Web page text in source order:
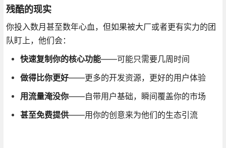
残酷的现实
你投入数月甚至数年心血，但如果被大厂或者更有实力的团
队盯上，他们会：
快速复制你的核心功能——可能只需要几周时间
做得比你更好——更多的开发资源，更好的用户体验
用流量淹没你——自带用户基础，瞬间覆盖你的市场
甚至免费提供——用你的创意来为他们的生态引流